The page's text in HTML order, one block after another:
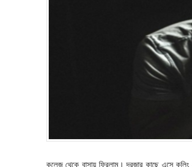
কলেজ থেকে বাসায় ফিরলাম। দরজার কাছে এসে